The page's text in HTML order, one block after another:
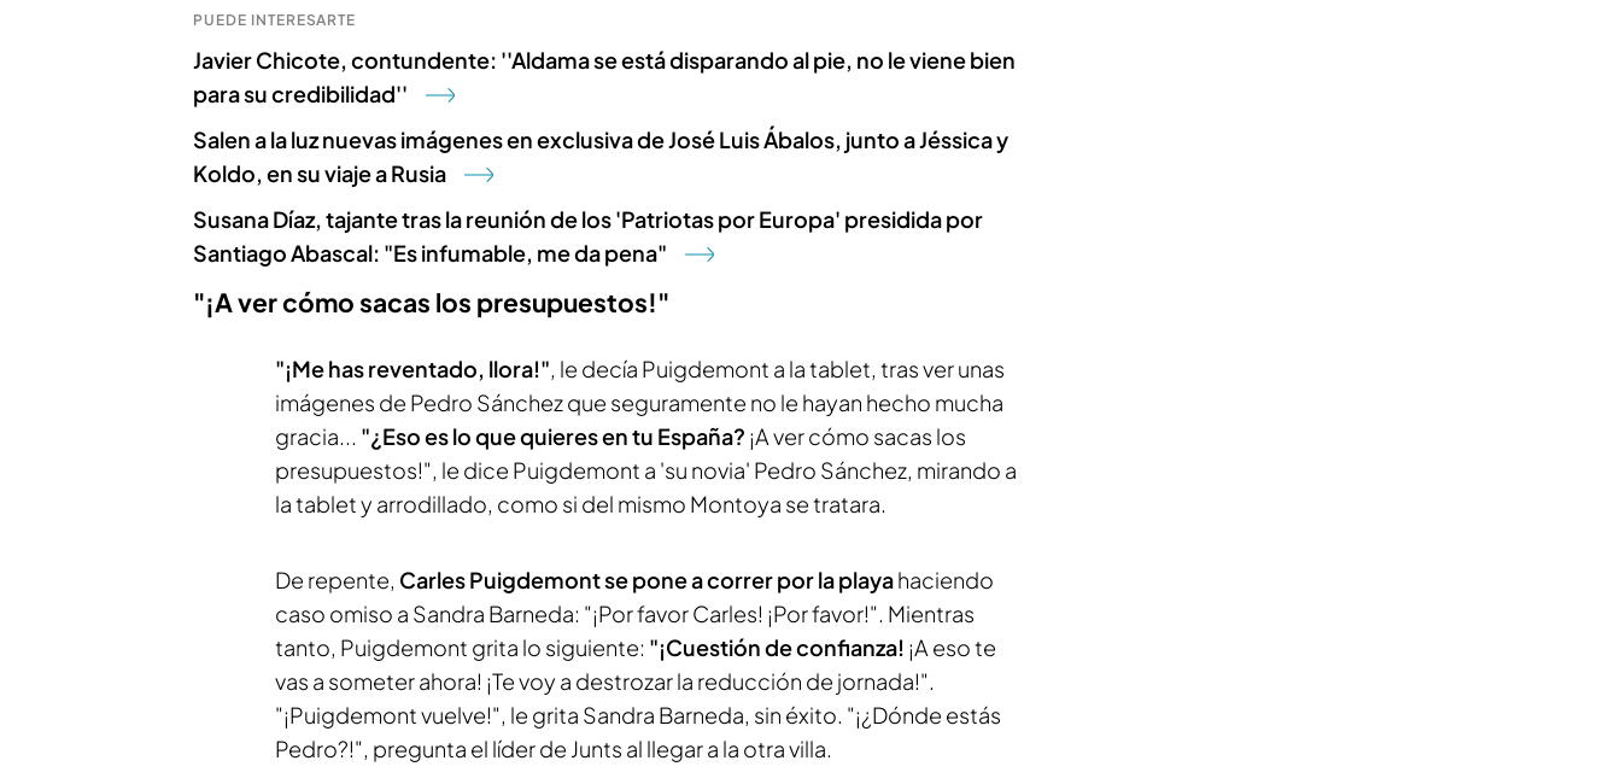
PUEDE INTERESARTE
Javier Chicote, contundente: ''Aldama se está disparando al pie, no le viene bien
para su credibilidad''
Salen a la luz nuevas imágenes en exclusiva de José Luis Ábalos, junto a Jéssica y
Koldo, en su viaje a Rusia
Susana Díaz, tajante tras la reunión de los 'Patriotas por Europa' presidida por
Santiago Abascal: "Es infumable, me da pena"
"¡A ver cómo sacas los presupuestos!"
"¡Me has reventado, llora!", le decía Puigdemont a la tablet, tras ver unas
imágenes de Pedro Sánchez que seguramente no le hayan hecho mucha
gracia... "¿Eso es lo que quieres en tu España? ¡A ver cómo sacas los
presupuestos!", le dice Puigdemont a 'su novia' Pedro Sánchez, mirando a
la tablet y arrodillado, como si del mismo Montoya se tratara.
De repente, Carles Puigdemont se pone a correr por la playahaciendo
caso omiso a Sandra Barneda: "¡Por favor Carles! ¡Por favor!". Mientras
tanto, Puigdemont grita lo siguiente: "¡Cuestión de confianza! ¡A eso te
vas a someter ahora! ¡Te voy a destrozar la reducción de jornada!".
"¡Puigdemont vuelve!", le grita Sandra Barneda, sin éxito. "¡¿Dónde estás
Pedro?!", pregunta el líder de Junts al llegar a la otra villa.